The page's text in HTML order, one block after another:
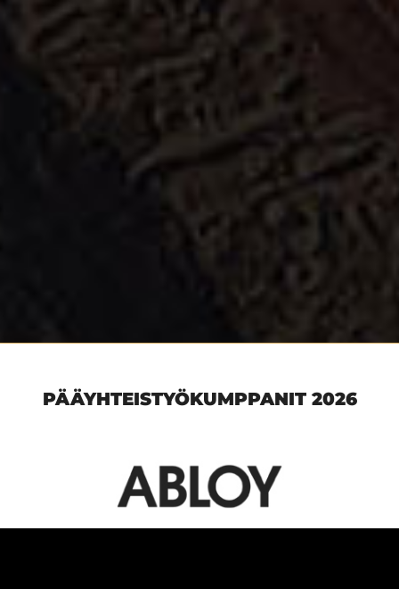
PÄÄYHTEISTYÖKUMPPANIT 2026